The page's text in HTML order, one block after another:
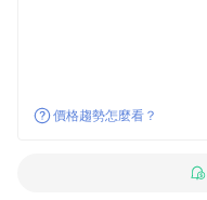
價格趨勢怎麼看？